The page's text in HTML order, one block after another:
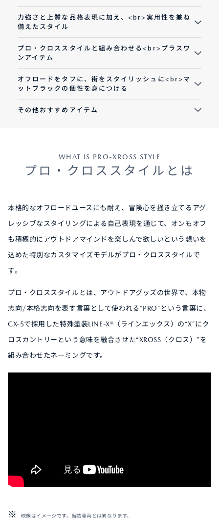
ニュースルーム
企業・IR・採用
力強さと上質な品格表現に加え、<br>実用性を兼ね
備えたスタイル
プロ・クロススタイルと組み合わせる<br>プラスワ
ンアイテム
オフロードをタフに、街をスタイリッシュに<br>マ
ットブラックの個性を身につける
その他おすすめアイテム
WHAT IS PRO-XROSS STYLE
プロ・クロススタイルとは
本格的なオフロードユースにも耐え、冒険心を掻き立てるアグ
レッシブなスタイリングによる自己表現を通じて、オンもオフ
も積極的にアウトドアマインドを楽しんで欲しいという想いを
込めた特別なカスタマイズモデルがプロ・クロススタイルで
す。
プロ・クロススタイルとは、アウトドアグッズの世界で、本物
志向/本格志向を表す言葉として使われる“PRO”という言葉に、
CX-5で採用した特殊塗装LINE-X®（ラインエックス）の“X”にク
ロスカントリーという意味を融合させた“XROSS（クロス）”を
組み合わせたネーミングです。
映像はイメージです。当該車両とは異なります。